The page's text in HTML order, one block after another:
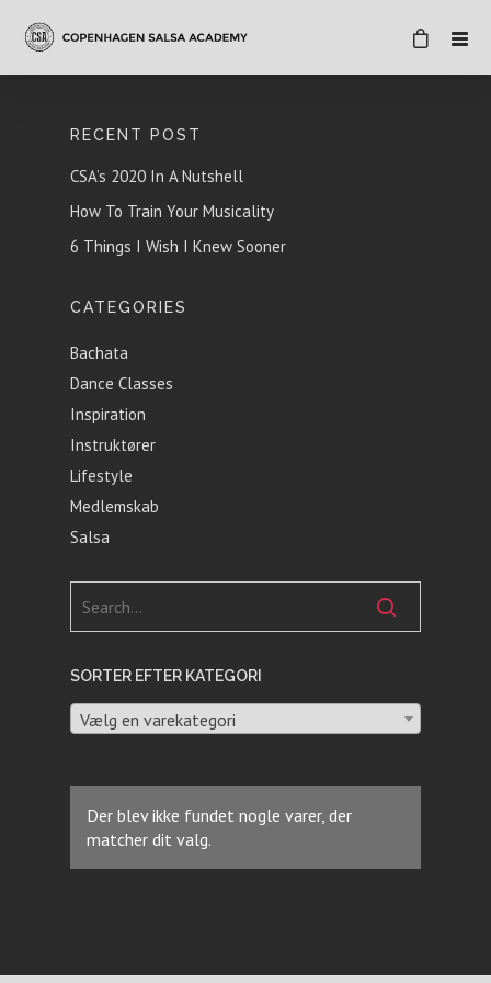
RECENT POST
CSA’s 2020 In A Nutshell
How To Train Your Musicality
6 Things I Wish I Knew Sooner
CATEGORIES
Bachata
Dance Classes
Inspiration
Instruktører
Lifestyle
Medlemskab
Salsa
SORTER EFTER KATEGORI
Vælg en varekategori
Der blev ikke fundet nogle varer, der
matcher dit valg.